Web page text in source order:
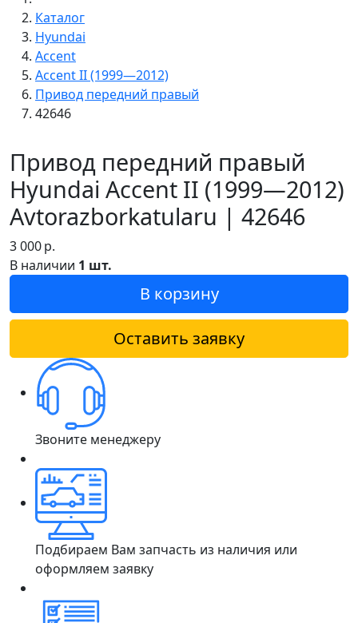
Каталог
Hyundai
Accent
Accent II (1999—2012)
Привод передний правый
42646
Привод передний правый
Hyundai Accent II (1999—2012)
Avtorazborkatularu | 42646
3 000р.
В наличии 1 шт.
В корзину
Оставить заявку
Звоните менеджеру
Подбираем Вам запчасть из наличия или
оформляем заявку